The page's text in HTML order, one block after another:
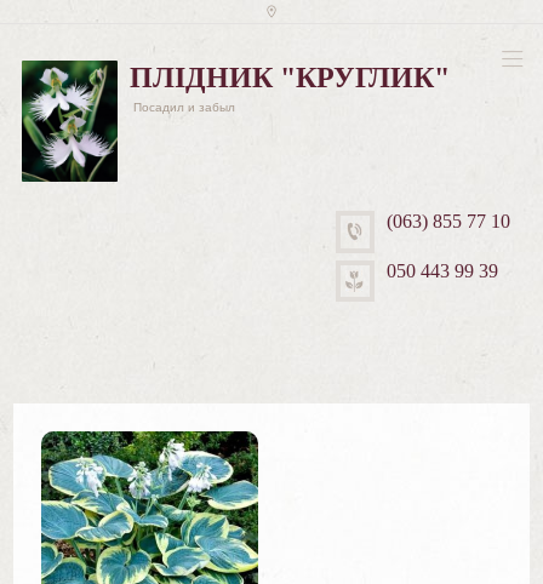
ПЛІДНИК "КРУГЛИК"
Посадил и забыл
(063) 855 77 10
050 443 99 39